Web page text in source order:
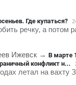
Где купаться?
речку, а потом
Ижевск → В марте
конфликт н...
летал на вахту